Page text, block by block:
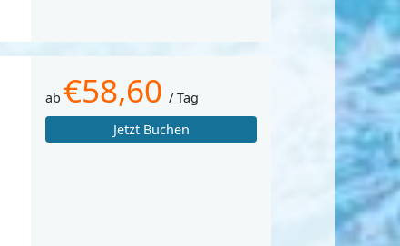
ab €58,60 / Tag
Jetzt Buchen